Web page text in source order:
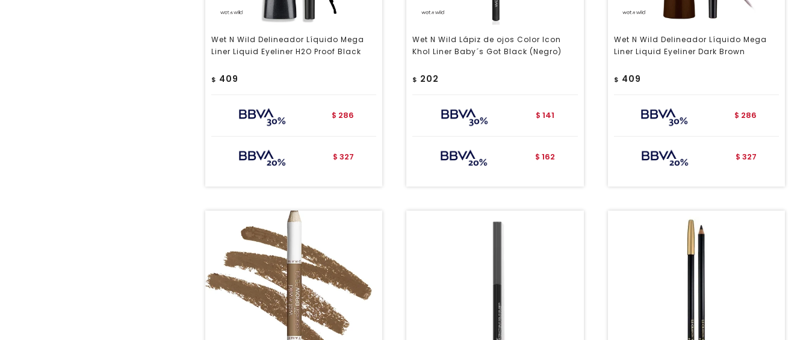
Wet N Wild Delineador Líquido Mega
Liner Liquid Eyeliner H2O Proof Black
$ 409
$ 286
$ 327
Wet N Wild Lápiz de ojos Color Icon
Khol Liner Baby´s Got Black (Negro)
$ 202
$ 141
$ 162
Wet N Wild Delineador Líquido Mega
Liner Liquid Eyeliner Dark Brown
$ 409
$ 286
$ 327